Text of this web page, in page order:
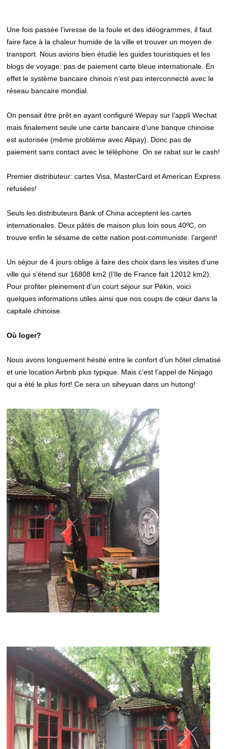
Une fois passée l’ivresse de la foule et des idéogrammes, il faut
faire face à la chaleur humide de la ville et trouver un moyen de
transport. Nous avions bien étudié les guides touristiques et les
blogs de voyage: pas de paiement carte bleue internationale. En
effet le système bancaire chinois n’est pas interconnecté avec le
réseau bancaire mondial.
On pensait être prêt en ayant configuré Wepay sur l’appli Wechat
mais finalement seule une carte bancaire d’une banque chinoise
est autorisée (même problème avec Alipay). Donc pas de
paiement sans contact avec le téléphone. On se rabat sur le cash!
Premier distributeur: cartes Visa, MasterCard et American Express
refusées!
Seuls les distributeurs Bank of China acceptent les cartes
internationales. Deux pâtés de maison plus loin sous 40ºC, on
trouve enfin le sésame de cette nation post-communiste: l’argent!
Un séjour de 4 jours oblige à faire des choix dans les visites d’une
ville qui s’étend sur 16808 km2 (l’Ile de France fait 12012 km2).
Pour profiter pleinement d’un court séjour sur Pékin, voici
quelques informations utiles ainsi que nos coups de cœur dans la
capitale chinoise.
Où loger?
Nous avons longuement hésité entre le confort d’un hôtel climatisé
et une location Airbnb plus typique. Mais c’est l’appel de Ninjago
qui a été le plus fort! Ce sera un siheyuan dans un hutong!